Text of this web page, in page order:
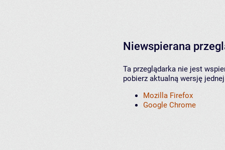
Niewspierana
Ta przeglądarka nie jest
pobierz aktualną wersję
Mozilla Firefox
Google Chrome